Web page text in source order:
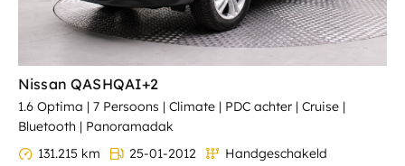
Nissan QASHQAI+2
1.6 Optima | 7 Persoons | Climate | PDC achter | Cruise |
Bluetooth | Panoramadak
131.215 km
25-01-2012 Handgeschakeld